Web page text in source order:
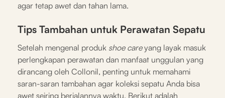
agar tetap awet dan tahan lama.
Tips Tambahan untuk Perawatan Sepatu
Setelah mengenal produk shoe careyang layak masuk
perlengkapan perawatan dan manfaat unggulan yang
dirancang oleh Collonil, penting untuk memahami
saran-saran tambahan agar koleksi sepatu Anda bisa
awet seiring berjalannya waktu. Berikut adalah